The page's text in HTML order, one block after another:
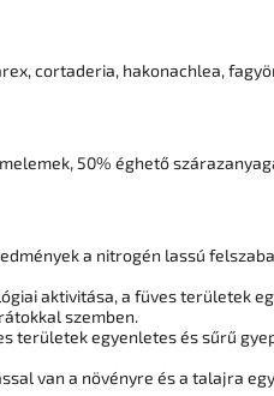
cortaderia, hakonachlea,
50% éghető
a nitrogén lassú
aktivitása, a füves területek
szemben.
területek egyenletes és sűrű
van a növényre és a talajra